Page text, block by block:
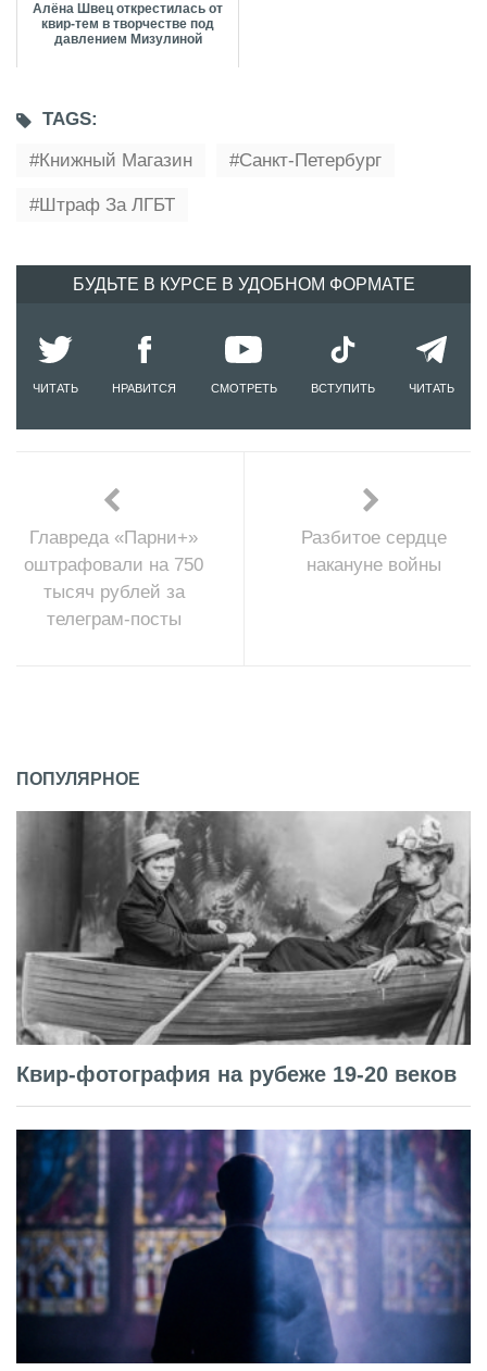
Алёна Швец открестилась от
квир-тем в творчестве под
давлением Мизулиной
TAGS:
Книжный Магазин
Санкт-Петербург
Штраф За ЛГБТ
БУДЬТЕ В КУРСЕ В УДОБНОМ ФОРМАТЕ
ЧИТАТЬ НРАВИТСЯ СМОТРЕТЬ ВСТУПИТЬ ЧИТАТЬ
Главреда «Парни+»
оштрафовали на 750
тысяч рублей за
телеграм-посты
Разбитое сердце
накануне войны
ПОПУЛЯРНОЕ
Квир-фотография на рубеже 19-20 веков